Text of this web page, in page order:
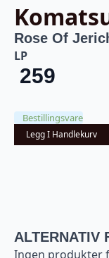
Rose Of
LP
259
Bestillingsvare
Legg I Handlekurv
ALTERNATIV
Ingen produkter